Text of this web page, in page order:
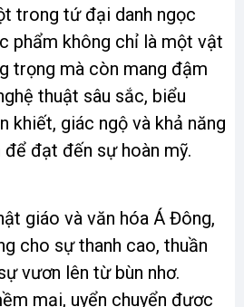
trong tứ đại danh ngọc
phẩm không chỉ là một vật
trọng mà còn mang đậm
thuật sâu sắc, biểu
khiết, giác ngộ và khả năng
đạt đến sự hoàn mỹ.
giáo và văn hóa Á Đông,
cho sự thanh cao, thuần
vươn lên từ bùn nhơ.
mại, uyển chuyển được